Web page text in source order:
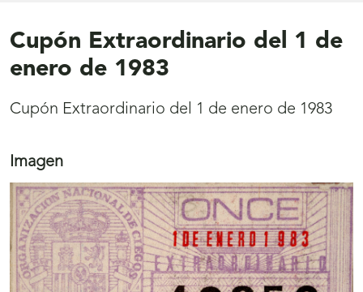
Cupón Extraordinario del 1 de
enero de 1983
Cupón Extraordinario del 1 de enero de 1983
Imagen